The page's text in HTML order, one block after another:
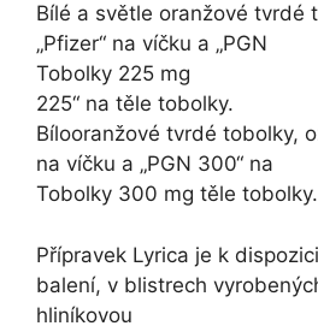
Bílé a světle oranžové tvrdé
„Pfizer“ na víčku a „PGN
Tobolky 225 mg
225“ na těle tobolky.
Bílooranžové tvrdé tobolky,
na víčku a „PGN 300“ na
Tobolky 300 mg těle tobolky.
Přípravek Lyrica je k
balení, v blistrech
hliníkovou